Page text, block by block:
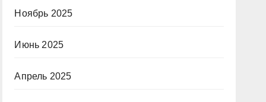
Ноябрь 2025
Июнь 2025
Апрель 2025